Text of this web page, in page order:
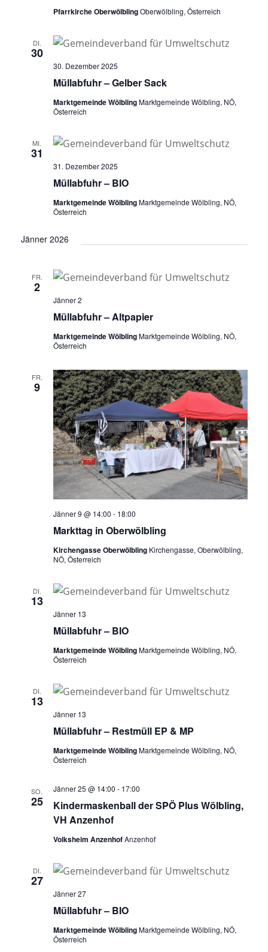
Pfarrkirche OberwölblingOberwölbling, Österreich
DI.
30
Müllabfuhr – Gelber Sack
30. Dezember 2025
Marktgemeinde WölblingMarktgemeinde Wölbling, NÖ,
Österreich
MI.
31
Müllabfuhr – BIO
31. Dezember 2025
Marktgemeinde WölblingMarktgemeinde Wölbling, NÖ,
Österreich
Jänner 2026
FR.
2
Müllabfuhr – Altpapier
Jänner 2
Marktgemeinde WölblingMarktgemeinde Wölbling, NÖ,
Österreich
FR.
9
Markttag in Oberwölbling
Jänner 9 @ 14:00 - 18:00
Kirchengasse Oberwölbling Kirchengasse, Oberwölbling,
NÖ, Österreich
DI.
13
Müllabfuhr – BIO
Jänner 13
Marktgemeinde WölblingMarktgemeinde Wölbling, NÖ,
Österreich
DI.
13
Müllabfuhr – Restmüll EP & MP
Jänner 13
Marktgemeinde WölblingMarktgemeinde Wölbling, NÖ,
Österreich
SO.
25
Kindermaskenball der SPÖ Plus Wölbling,
VH Anzenhof
Jänner 25 @ 14:00 - 17:00
Volksheim AnzenhofAnzenhof
DI.
27
Müllabfuhr – BIO
Jänner 27
Marktgemeinde WölblingMarktgemeinde Wölbling, NÖ,
Österreich